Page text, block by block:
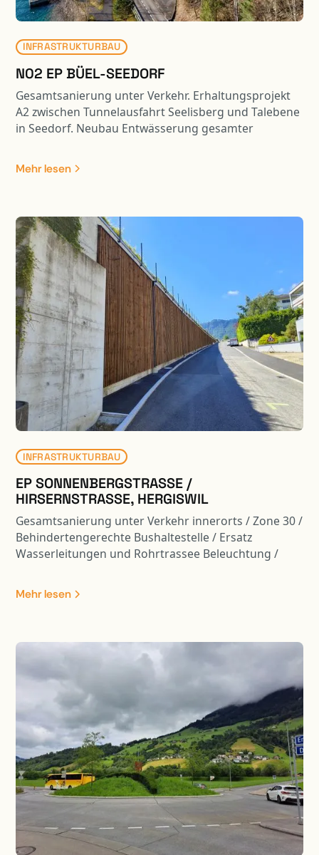
INFRASTRUKTURBAU
N02 EP BÜEL-SEEDORF
Gesamtsanierung unter Verkehr. Erhaltungsprojekt
A2 zwischen Tunnelausfahrt Seelisberg und Talebene
in Seedorf. Neubau Entwässerung gesamter
Lärmschutz. Instandsetzung Stütz- und Wandmauern
sowie Ertüchtigung der zahlreichen Kunstbauten.
Mehr lesen
INFRASTRUKTURBAU
EP SONNENBERGSTRASSE /
HIRSERNSTRASSE, HERGISWIL
Gesamtsanierung unter Verkehr innerorts / Zone 30 /
Behindertengerechte Bushaltestelle / Ersatz
Wasserleitungen und Rohrtrassee Beleuchtung /
Trennsystem / Lärmschutz
Mehr lesen